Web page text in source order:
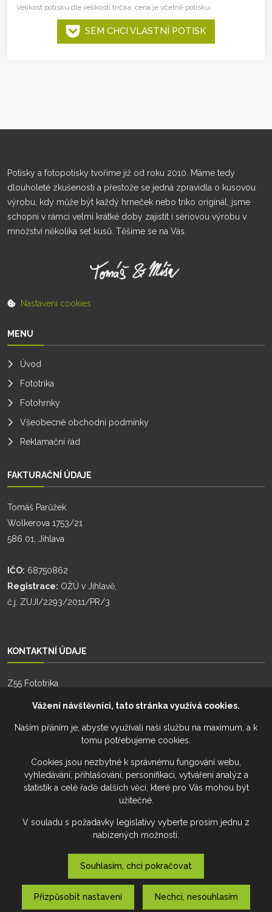
Velikost potisku dle velikosti trička, cena je včetně potisku.
SEM CHCI VLASTNÍ POTISK
Potisky a fotopotisky tvoříme již od roku 2010. Máme tedy
dlouholeté zkušenosti a přestože se jedná zpravidla o kusovou
výrobu, kdy může být každý hrneček nebo triko originál, jsme
schopni v rámci velmi krátké doby zajistit i sériovou výrobu v
množství několika set kusů. Těšíme se na Vás.
Nastavení cookies
MENU
Úvod
Fototrika
Fotohrnky
Všeobecné obchodní podmínky
Reklamační řád
FAKTURAČNÍ ÚDAJE
Tomáš Parůžek
Wolkerova 1753/21
586 01, Jihlava
IČO: 68750862
Registrace: OŽÚ v Jihlavě,
č.j. ZUJI/2293/2011/PR/3
KONTAKTNÍ ÚDAJE
Z55 Fototrika
+420 777 274 701
Telefon:+420 777 228 941
Email:fototrika@z55.cz
Vážení návštěvníci, tato stránka využívá cookies.
Naším přáním je, abyste využívali naši službu na maximum, a k
tomu potřebujeme cookies.
Cookies jsou nezbytné k správnému fungování webu,
vyhledávání, přihlašování, personifikaci, vytváření analýz a
statistik a celé řadě dalších věcí, které pro Vás mohou být
užitečné.
V souladu s požadavky legislativy vyberte prosím jednu z
nabízených možností.
Souhlasím, chci pokračovat
Přizpůsobit nastavení Nechci, nesouhlasím